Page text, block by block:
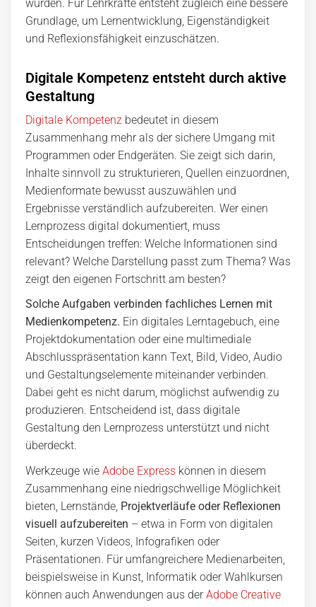
wurden. Für Lehrkräfte entsteht zugleich eine bessere
Grundlage, um Lernentwicklung, Eigenständigkeit
und Reflexionsfähigkeit einzuschätzen.
Digitale Kompetenz entsteht durch aktive
Gestaltung
Digitale Kompetenz bedeutet in diesem
Zusammenhang mehr als der sichere Umgang mit
Programmen oder Endgeräten. Sie zeigt sich darin,
Inhalte sinnvoll zu strukturieren, Quellen einzuordnen,
Medienformate bewusst auszuwählen und
Ergebnisse verständlich aufzubereiten. Wer einen
Lernprozess digital dokumentiert, muss
Entscheidungen treffen: Welche Informationen sind
relevant? Welche Darstellung passt zum Thema? Was
zeigt den eigenen Fortschritt am besten?
Solche Aufgaben verbinden fachliches Lernen mit
Medienkompetenz. Ein digitales Lerntagebuch, eine
Projektdokumentation oder eine multimediale
Abschlusspräsentation kann Text, Bild, Video, Audio
und Gestaltungselemente miteinander verbinden.
Dabei geht es nicht darum, möglichst aufwendig zu
produzieren. Entscheidend ist, dass digitale
Gestaltung den Lernprozess unterstützt und nicht
überdeckt.
Werkzeuge wie Adobe Express können in diesem
Zusammenhang eine niedrigschwellige Möglichkeit
bieten, Lernstände, Projektverläufe oder Reflexionen
visuell aufzubereiten – etwa in Form von digitalen
Seiten, kurzen Videos, Infografiken oder
Präsentationen. Für umfangreichere Medienarbeiten,
beispielsweise in Kunst, Informatik oder Wahlkursen
können auch Anwendungen aus derAdobe Creative